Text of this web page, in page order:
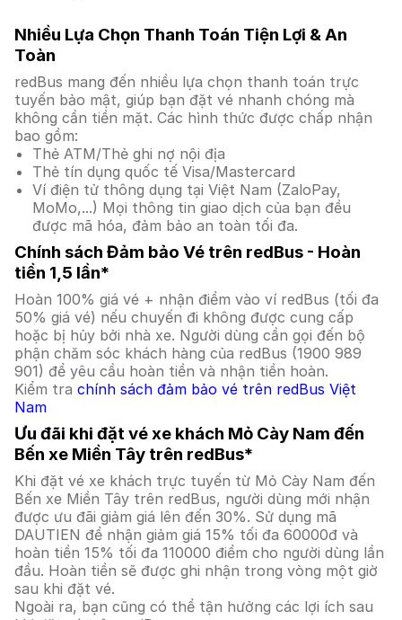
Nhiều Lựa Chọn Thanh Toán Tiện Lợi & An
Toàn
redBus mang đến nhiều lựa chọn thanh toán trực
tuyến bảo mật, giúp bạn đặt vé nhanh chóng mà
không cần tiền mặt. Các hình thức được chấp nhận
bao gồm:
Thẻ ATM/Thẻ ghi nợ nội địa
Thẻ tín dụng quốc tế Visa/Mastercard
Ví điện tử thông dụng tại Việt Nam (ZaloPay,
MoMo,...) Mọi thông tin giao dịch của bạn đều
được mã hóa, đảm bảo an toàn tối đa.
Chính sách Đảm bảo Vé trên redBus - Hoàn
tiền 1,5 lần*
Hoàn 100% giá vé + nhận điểm vào ví redBus (tối đa
50% giá vé) nếu chuyến đi không được cung cấp
hoặc bị hủy bởi nhà xe. Người dùng cần gọi đến bộ
phận chăm sóc khách hàng của redBus (1900 989
901) để yêu cầu hoàn tiền và nhận tiền hoàn.
Kiểm tra chính sách đảm bảo vé trên redBus Việt
Nam
Ưu đãi khi đặt vé xe khách Mỏ Cày Nam đến
Bến xe Miền Tây trên redBus*
Khi đặt vé xe khách trực tuyến từ Mỏ Cày Nam đến
Bến xe Miền Tây trên redBus, người dùng mới nhận
được ưu đãi giảm giá lên đến 30%. Sử dụng mã
DAUTIEN để nhận giảm giá 15% tối đa 60000đ và
hoàn tiền 15% tối đa 110000 điểm cho người dùng lần
đầu. Hoàn tiền sẽ được ghi nhận trong vòng một giờ
sau khi đặt vé.
Ngoài ra, bạn cũng có thể tận hưởng các lợi ích sau